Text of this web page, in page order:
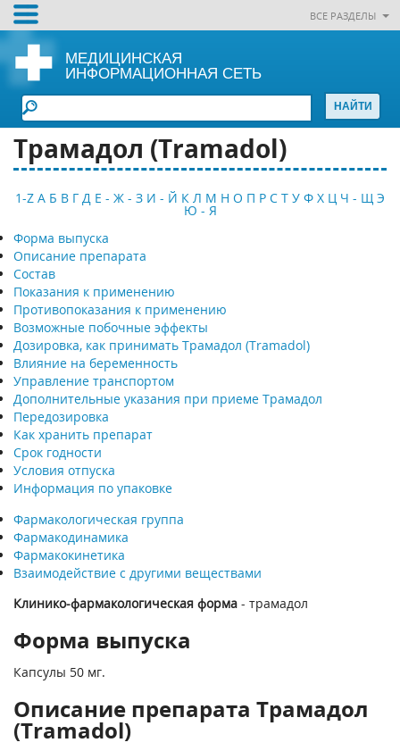
ВСЕ РАЗДЕЛЫ
МЕДИЦИНСКАЯ
ИНФОРМАЦИОННАЯ СЕТЬ
Трамадол (Tramadol)
1-Z А Б В Г Д Е - Ж - З И - Й К Л М Н О П Р С Т У Ф Х Ц Ч - Щ Э
Ю - Я
Форма выпуска
Описание препарата
Состав
Показания к применению
Противопоказания к применению
Возможные побочные эффекты
Дозировка, как принимать Трамадол (Tramadol)
Влияние на беременность
Управление транспортом
Дополнительные указания при приеме Трамадол
Передозировка
Как хранить препарат
Срок годности
Условия отпуска
Информация по упаковке
Фармакологическая группа
Фармакодинамика
Фармакокинетика
Взаимодействие с другими веществами
Клинико-фармакологическая форма - трамадол
Форма выпуска
Капсулы 50 мг.
Описание препарата Трамадол
(Tramadol)